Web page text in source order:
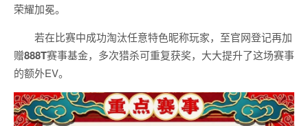
荣耀加冕。
若在比赛中成功淘汰任意特色昵称玩家，至官网登记再加
赠888T赛事基金，多次猎杀可重复获奖，大大提升了这场赛事
的额外EV。